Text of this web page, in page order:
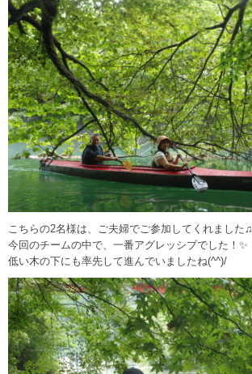
こちらの2名様は、ご夫婦でご参加してくれました♫
今回のチームの中で、一番アグレッシブでした！✨
低い木の下にも率先して進んでいましたね(^^)/